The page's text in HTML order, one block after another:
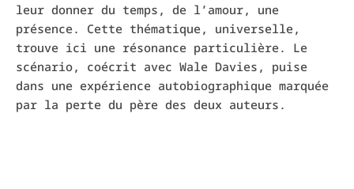
leur donner du temps, de l’amour, une
présence. Cette thématique, universelle,
trouve ici une résonance particulière. Le
scénario, coécrit avec Wale Davies , puise
dans une expérience autobiographique marquée
par la perte du père des deux auteurs.